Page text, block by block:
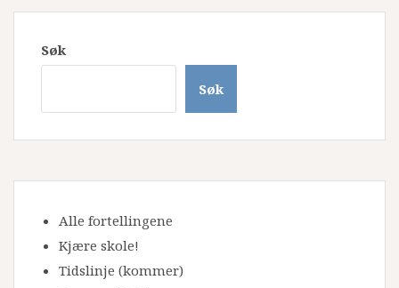
Søk
Søk
Alle fortellingene
Kjære skole!
Tidslinje (kommer)